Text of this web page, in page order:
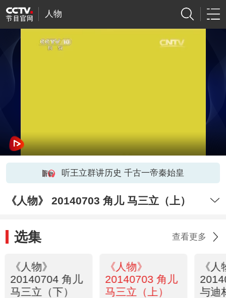
人物
听王立群讲历史 千古一帝秦始皇
《人物》 20140703 角儿 马三立（上）
选集 查看更多
《人物》
20140704 角儿
马三立（下）
《人物》
20140703 角儿
马三立（上）
《
与迪